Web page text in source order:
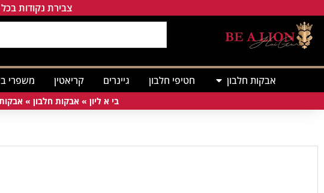
צבירת נקודות
אבקות חלבון חטיפי חלבון גיינרים קריאטין משפרי
בי א ליון » אבקות חלבון »